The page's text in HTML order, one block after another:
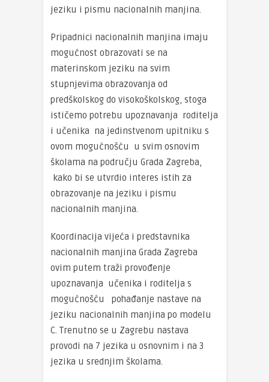
jeziku i pismu nacionalnih manjina.
Pripadnici nacionalnih manjina imaju
mogućnost obrazovati se na
materinskom jeziku na svim
stupnjevima obrazovanja od
predškolskog do visokoškolskog, stoga
ističemo potrebu upoznavanja roditelja
i učenika na jedinstvenom upitniku s
ovom mogućnošću u svim osnovim
školama na području Grada Zagreba,
kako bi se utvrdio interes istih za
obrazovanje na jeziku i pismu
nacionalnih manjina.
Koordinacija vijeća i predstavnika
nacionalnih manjina Grada Zagreba
ovim putem traži provođenje
upoznavanja učenika i roditelja s
mogućnošću pohađanje nastave na
jeziku nacionalnih manjina po modelu
C. Trenutno se u Zagrebu nastava
provodi na 7 jezika u osnovnim i na 3
jezika u srednjim školama.